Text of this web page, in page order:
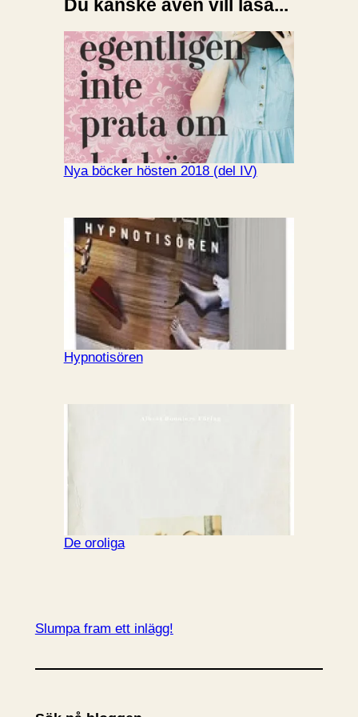
Du kanske även vill läsa...
Nya böcker hösten 2018 (del IV)
Hypnotisören
De oroliga
Slumpa fram ett inlägg!